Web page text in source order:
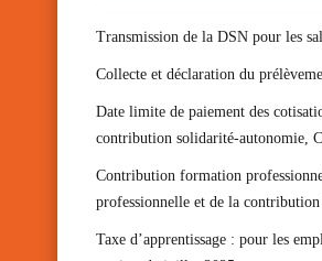
Transmission de la DSN pour les
Collecte et déclaration du
Date limite de paiement des
contribution solidarité-autonomie,
Contribution formation
professionnelle et de la
Taxe d’apprentissage : pour les